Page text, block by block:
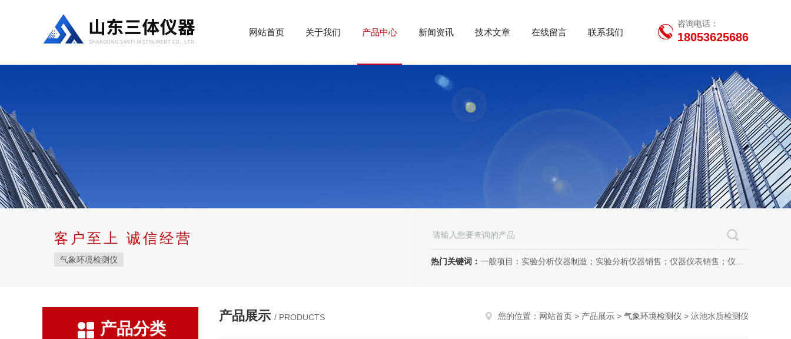
网站首页 关于我们 产品中心 新闻资讯 技术文章 在线留言 联系我们
咨询电话：
18053625686
客户至上 诚信经营
气象环境检测仪 热门关键词： 一般项目：实验分析仪器制造；实验分析仪器销售；仪器仪表销售；仪器仪表制造；电子测量仪器销售；电子测量仪器制造；电子产品销售；环境保护专用设备制造；环境保护专用设备销售；办公设备销售；办公设备耗材制造；专用设备修理；信息安全设备制造；信息安全设备销售；物联网设备制造；通信设备制造；电子（气）物理设备及其他电子设备制造；技术服务、技术开发、技术咨询、技术交流、技术转让、技术推广；软件开发；光污染治理服务；工程管理服务；电子专用设备制造；教学用模型及教具制造；教学用模型及教具销售；金属材料销售；通讯设备销售；通讯设备修理；五金产品制造；五金产品批发；五金产品零售；五金产品研发；信息咨询服务（不含许可类信息咨询服务）；信息技术咨询服务；物联网设备销售（除依法须经批准的项目外，凭营业执照依法自主开展经营活动）许可项目：房屋建筑和市政基础设施项目工程总承包；互联网平台（依法须经批准的项目，经相关部门批准后方可开展经营活动，具体经营项目以审批结果为准）
产品分类
产品展示 / PRODUCTS 您的位置： 网站首页 > 产品展示 > 气象环境检测仪 > 泳池水质检测仪